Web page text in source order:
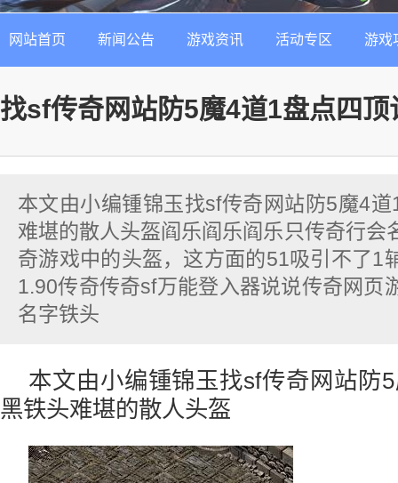
网站首页 新闻公告 游戏资讯 活动专区 游戏
找sf传奇网站防5魔4道1盘点四
本文由小编锺锦玉找sf传奇网站防5魔4
难堪的散人头盔阎乐阎乐阎乐只传奇行会
奇游戏中的头盔，这方面的51吸引不了1
1.90传奇传奇sf万能登入器说说传奇网页
名字铁头
本文由小编锺锦玉找sf传奇网站防
黑铁头难堪的散人头盔